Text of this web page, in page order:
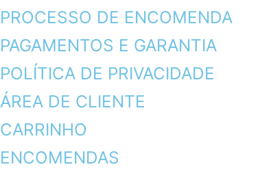
PROCESSO DE ENCOMENDA
PAGAMENTOS E GARANTIA
POLÍTICA DE PRIVACIDADE
ÁREA DE CLIENTE
CARRINHO
ENCOMENDAS